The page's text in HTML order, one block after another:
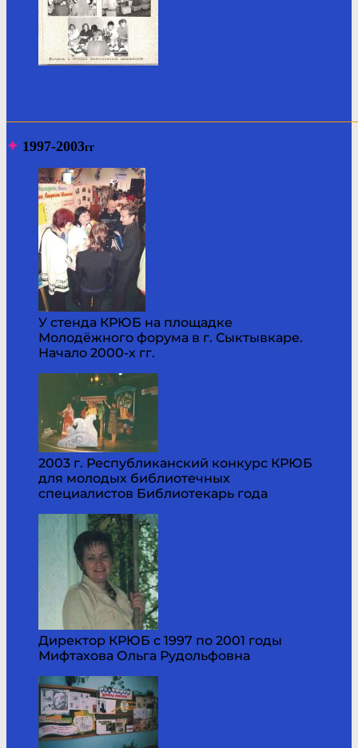
✦ 1997-2003гг
У стенда КРЮБ на площадке
Молодёжного форума в г. Сыктывкаре.
Начало 2000-х гг.
2003 г. Республиканский конкурс КРЮБ
для молодых библиотечных
специалистов Библиотекарь года
Директор КРЮБ с 1997 по 2001 годы
Мифтахова Ольга Рудольфовна